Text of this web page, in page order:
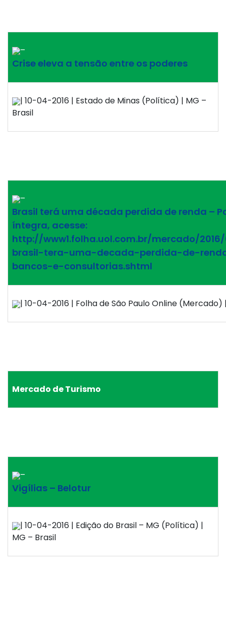
–
Crise eleva a tensão entre os poderes
| 10-04-2016 | Estado de Minas (Política) | MG –
Brasil
–
Brasil terá uma década perdida de renda –
íntegra, acesse:
http://www1.folha.uol.com.br/mercado/
brasil-tera-uma-decada-perdida-de-
bancos-e-consultorias.shtml
| 10-04-2016 | Folha de São Paulo Online (Mercado)
Mercado de Turismo
–
Vigílias – Belotur
| 10-04-2016 | Edição do Brasil – MG (Política) |
MG – Brasil